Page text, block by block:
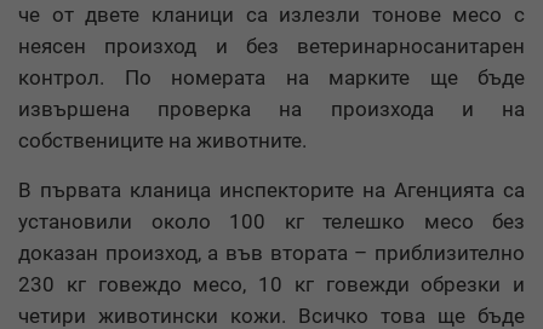
че от двете кланици са излезли тонове месо с
неясен произход и без ветеринарносанитарен
контрол. По номерата на марките ще бъде
извършена проверка на произхода и на
собствениците на животните.
В първата кланица инспекторите на Агенцията са
установили около 100 кг телешко месо без
доказан произход, а във втората – приблизително
230 кг говеждо месо, 10 кг говежди обрезки и
четири животински кожи. Всичко това ще бъде